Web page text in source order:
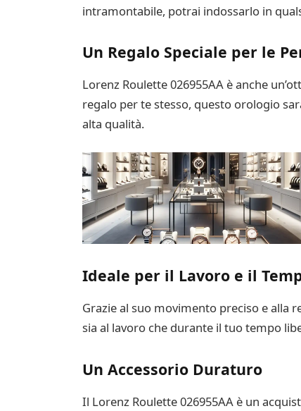
intramontabile, potrai indossarlo in
Un Regalo Speciale per le
Lorenz Roulette 026955AA è anche
regalo per te stesso, questo orologio
alta qualità.
Ideale per il Lavoro e il
Grazie al suo movimento preciso e alla
sia al lavoro che durante il tuo tempo
Un Accessorio Duraturo
Il Lorenz Roulette 026955AA è un